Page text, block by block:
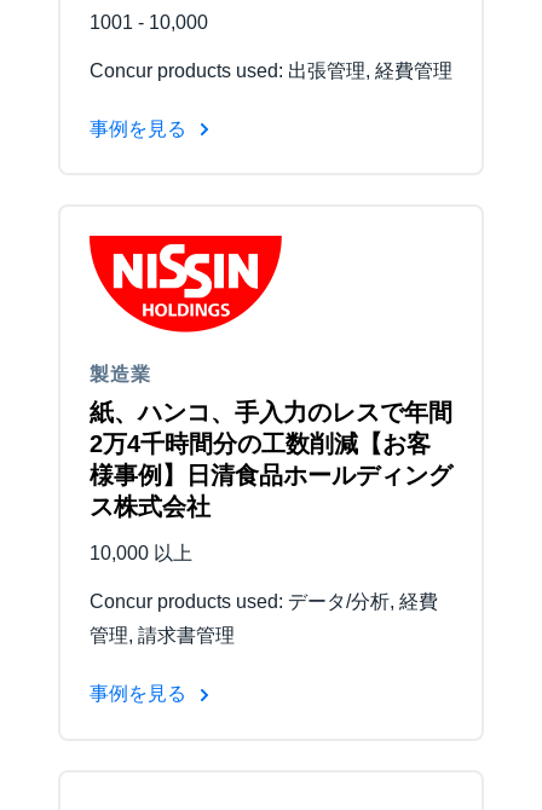
1001 - 10,000
Concur products used: 出張管理, 経費管理
事例を見る
製造業
紙、ハンコ、手入力のレスで年間
2万4千時間分の工数削減【お客
様事例】日清食品ホールディング
ス株式会社
10,000 以上
Concur products used: データ/分析, 経費
管理, 請求書管理
事例を見る